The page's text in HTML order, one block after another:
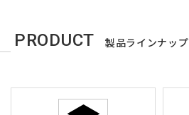
PRODUCT 製品ラインナップ